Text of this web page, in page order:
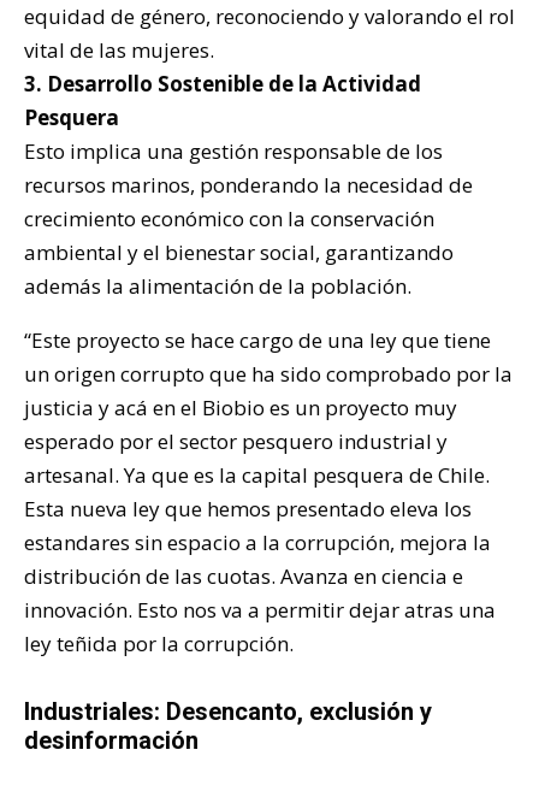
equidad de género, reconociendo y valorando el rol
vital de las mujeres.
3. Desarrollo Sostenible de la Actividad
Pesquera
Esto implica una gestión responsable de los
recursos marinos, ponderando la necesidad de
crecimiento económico con la conservación
ambiental y el bienestar social, garantizando
además la alimentación de la población.
“Este proyecto se hace cargo de una ley que tiene
un origen corrupto que ha sido comprobado por la
justicia y acá en el Biobio es un proyecto muy
esperado por el sector pesquero industrial y
artesanal. Ya que es la capital pesquera de Chile.
Esta nueva ley que hemos presentado eleva los
estandares sin espacio a la corrupción, mejora la
distribución de las cuotas. Avanza en ciencia e
innovación. Esto nos va a permitir dejar atras una
ley teñida por la corrupción.
Industriales: Desencanto, exclusión y
desinformación